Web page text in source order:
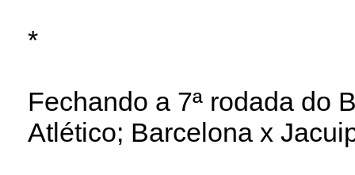
*
Fechando a 7ª rodada do
Atlético; Barcelona x